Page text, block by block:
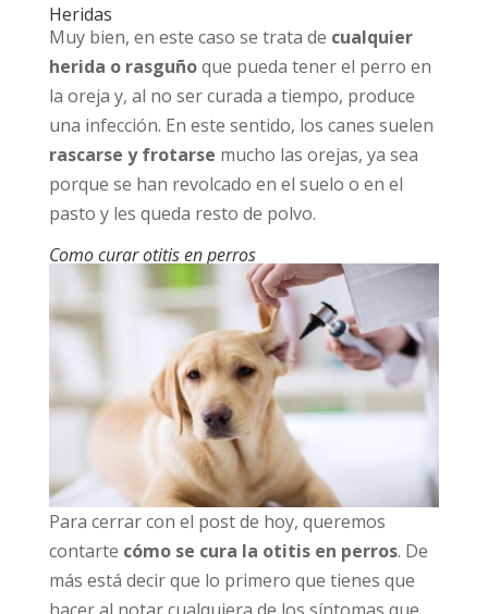
Heridas
Muy bien, en este caso se trata de cualquier
herida o rasguñoque pueda tener el perro en
la oreja y, al no ser curada a tiempo, produce
una infección. En este sentido, los canes suelen
rascarse y frotarse mucho las orejas, ya sea
porque se han revolcado en el suelo o en el
pasto y les queda resto de polvo.
Como curar otitis en perros
Para cerrar con el post de hoy, queremos
contarte cómo se cura la otitis en perros. De
más está decir que lo primero que tienes que